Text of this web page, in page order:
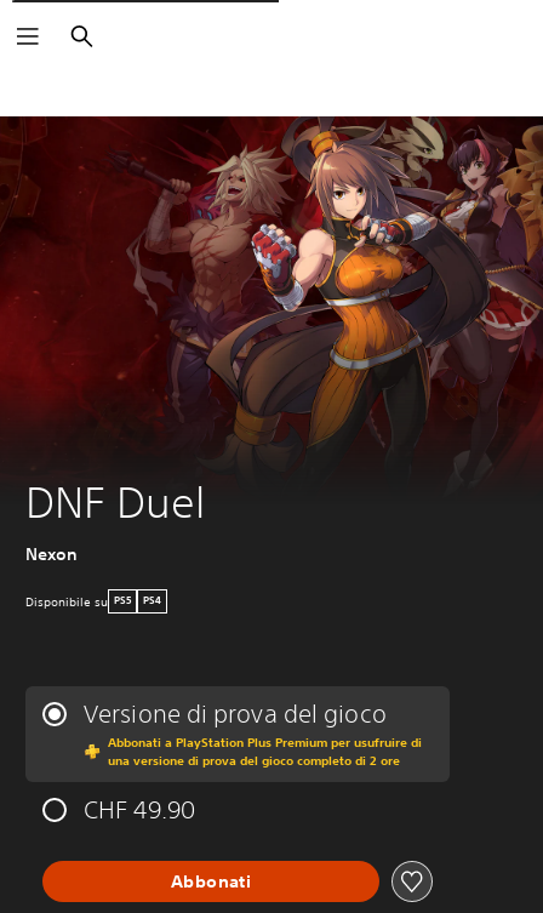
Cerca
DNF Duel
Nexon
Disponibile su PS5 PS4
Versione di prova del gioco
Abbonati a PlayStation Plus Premium per usufruire di
una versione di prova del gioco completo di 2 ore
CHF 49.90
Abbonati